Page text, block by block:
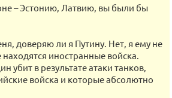
– Эстонию, Латвию, вы были бы
доверяю ли я Путину. Нет, я ему не
иностранные войска.
убит в результате атаки танков,
войска и которые абсолютно